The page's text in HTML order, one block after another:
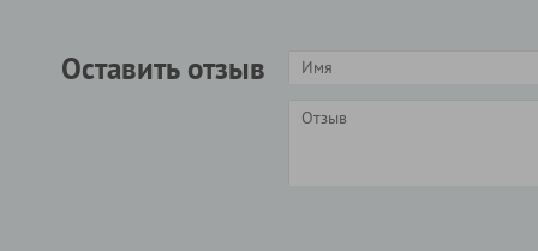
Оставить отзыв